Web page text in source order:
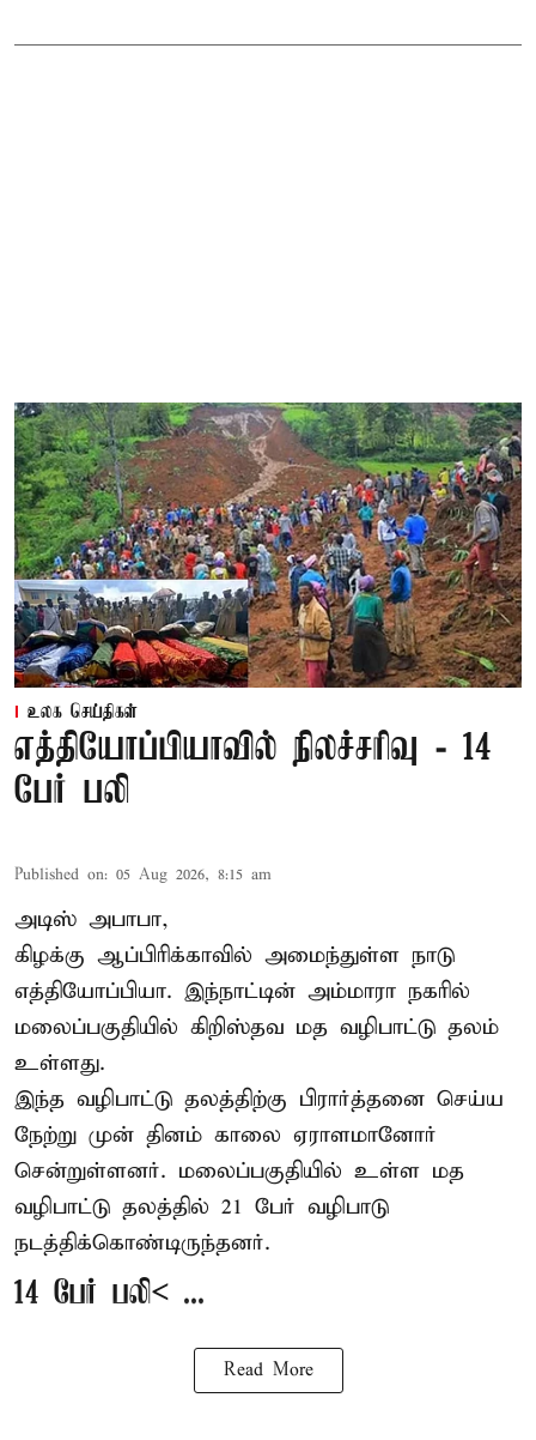
உலக செய்திகள்
எத்தியோப்பியாவில் நிலச்சரிவு - 14
பேர் பலி
Published on: 05 Aug 2026, 8:15 am
அடிஸ் அபாபா,
கிழக்கு ஆப்பிரிக்காவில் அமைந்துள்ள நாடு
எத்தியோப்பியா. இந்நாட்டின் அம்மாரா நகரில்
மலைப்பகுதியில் கிறிஸ்தவ மத வழிபாட்டு தலம்
உள்ளது.
இந்த வழிபாட்டு தலத்திற்கு பிரார்த்தனை செய்ய
நேற்று முன் தினம் காலை ஏராளமானோர்
சென்றுள்ளனர். மலைப்பகுதியில் உள்ள மத
வழிபாட்டு தலத்தில் 21 பேர் வழிபாடு
நடத்திக்கொண்டிருந்தனர்.
14 பேர் பலி< ...
Read More